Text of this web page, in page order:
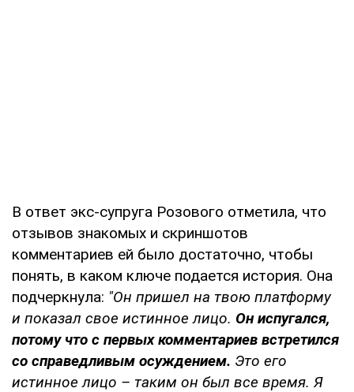
В ответ экс-супруга Розового отметила, что
отзывов знакомых и скриншотов
комментариев ей было достаточно, чтобы
понять, в каком ключе подается история. Она
подчеркнула: "Он пришел на твою платформу
и показал свое истинное лицо. Он испугался,
потому что с первых комментариев встретился
со справедливым осуждением. Это его
истинное лицо – таким он был все время. Я